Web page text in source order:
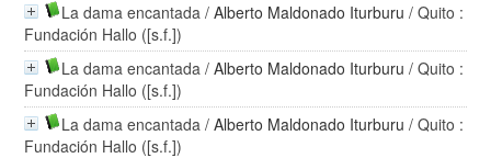
La dama encantada /Alberto Maldonado Iturburu / Quito :
Fundación Hallo ([s.f.])
La dama encantada /Alberto Maldonado Iturburu / Quito :
Fundación Hallo ([s.f.])
La dama encantada /Alberto Maldonado Iturburu / Quito :
Fundación Hallo ([s.f.])